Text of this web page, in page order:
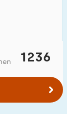
1236